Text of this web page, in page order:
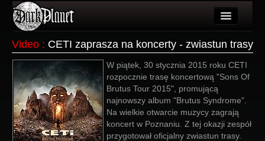
Użytkownicy
Wydarzenia
Galeria
Forum
Video : CETI zaprasza na koncerty - zwiastun trasy
W piątek, 30 stycznia 2015 roku CETI
rozpocznie trasę koncertową "Sons Of
Brutus Tour 2015", promującą
najnowszy album "Brutus Syndrome".
Na wielkie otwarcie muzycy zagrają
koncert w Poznaniu. Z tej okazji zespół
przygotował oficjalny zwiastun trasy.